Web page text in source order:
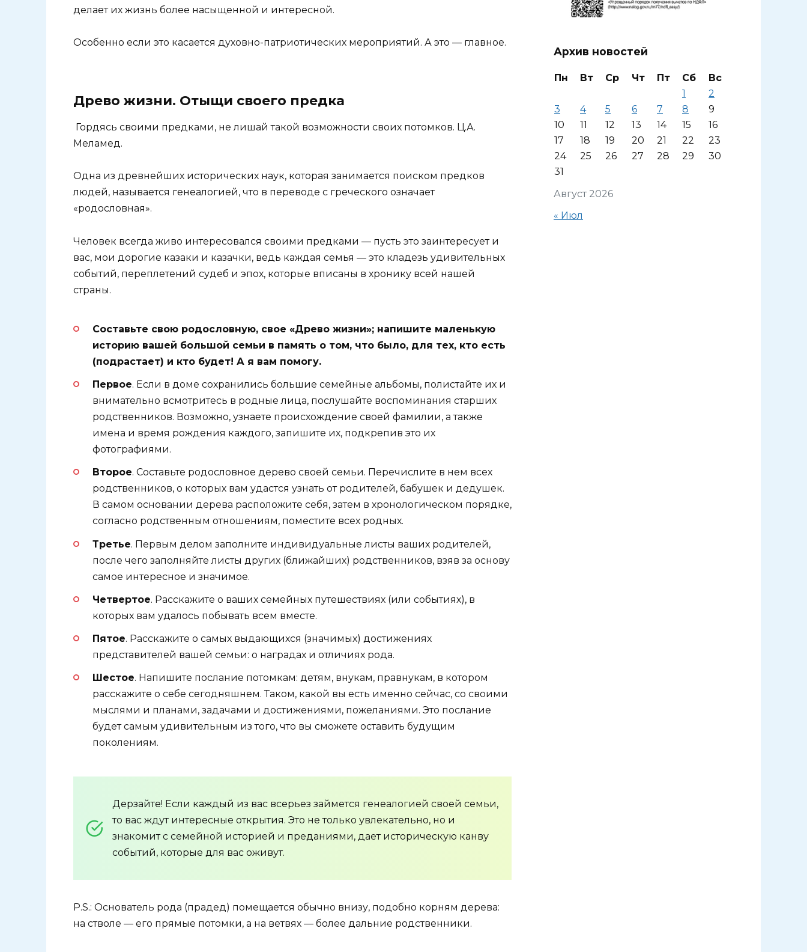
делает их жизнь более насыщенной и интересной.
Особенно если это касается духовно-патриотических мероприятий. А это — главное.
Древо жизни. Отыщи своего предка
Гордясь своими предками, не лишай такой возможности своих потомков. Ц.А.
Меламед.
Одна из древнейших исторических наук, которая занимается поиском предков
людей, называется генеалогией, что в переводе с греческого означает
«родословная».
Человек всегда живо интересовался своими предками — пусть это заинтересует и
вас, мои дорогие казаки и казачки, ведь каждая семья — это кладезь удивительных
событий, переплетений судеб и эпох, которые вписаны в хронику всей нашей
страны.
Составьте свою родословную, свое «Древо жизни»; напишите маленькую
историю вашей большой семьи в память о том, что было, для тех, кто есть
(подрастает) и кто будет! А я вам помогу.
Первое. Если в доме сохранились большие семейные альбомы, полистайте их и
внимательно всмотритесь в родные лица, послушайте воспоминания старших
родственников. Возможно, узнаете происхождение своей фамилии, а также
имена и время рождения каждого, запишите их, подкрепив это их
фотографиями.
Второе. Составьте родословное дерево своей семьи. Перечислите в нем всех
родственников, о которых вам удастся узнать от родителей, бабушек и дедушек.
В самом основании дерева расположите себя, затем в хронологическом порядке,
согласно родственным отношениям, поместите всех родных.
Третье. Первым делом заполните индивидуальные листы ваших родителей,
после чего заполняйте листы других (ближайших) родственников, взяв за основу
самое интересное и значимое.
Четвертое. Расскажите о ваших семейных путешествиях (или событиях), в
которых вам удалось побывать всем вместе.
Пятое. Расскажите о самых выдающихся (значимых) достижениях
представителей вашей семьи: о наградах и отличиях рода.
Шестое. Напишите послание потомкам: детям, внукам, правнукам, в котором
расскажите о себе сегодняшнем. Таком, какой вы есть именно сейчас, со своими
мыслями и планами, задачами и достижениями, пожеланиями. Это послание
будет самым удивительным из того, что вы сможете оставить будущим
поколениям.
Дерзайте! Если каждый из вас всерьез займется генеалогией своей семьи,
то вас ждут интересные открытия. Это не только увлекательно, но и
знакомит с семейной историей и преданиями, дает историческую канву
событий, которые для вас оживут.
P.S.: Основатель рода (прадед) помещается обычно внизу, подобно корням дерева:
на стволе — его прямые потомки, а на ветвях — более дальние родственники.
Архив новостей
Август 2026
Пн Вт Ср Чт Пт Сб
Вс
1
2
3
4 5 6 7 8
9
10
11 12 13 14 15
16
17
18 19 20 21 22
23
24
25 26 27 28 29
30
31
« Июл